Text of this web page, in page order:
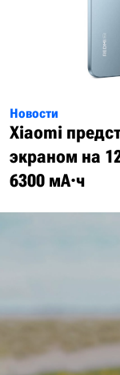
Новости
Xiaomi
экраном на
6300 мА·ч